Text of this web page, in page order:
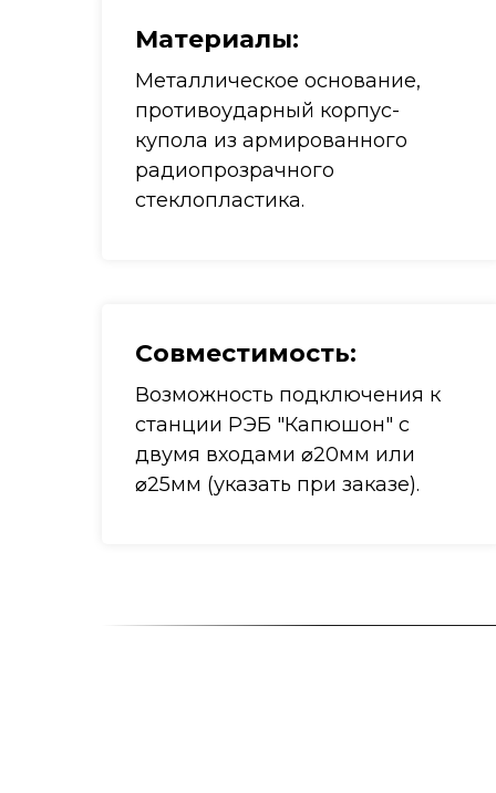
Материалы:
Металлическое основание,
противоударный корпус-
купола из армированного
радиопрозрачного
стеклопластика.
Совместимость:
Возможность подключения к
станции РЭБ "Капюшон" с
двумя входами ⌀20мм или
⌀25мм (указать при заказе).